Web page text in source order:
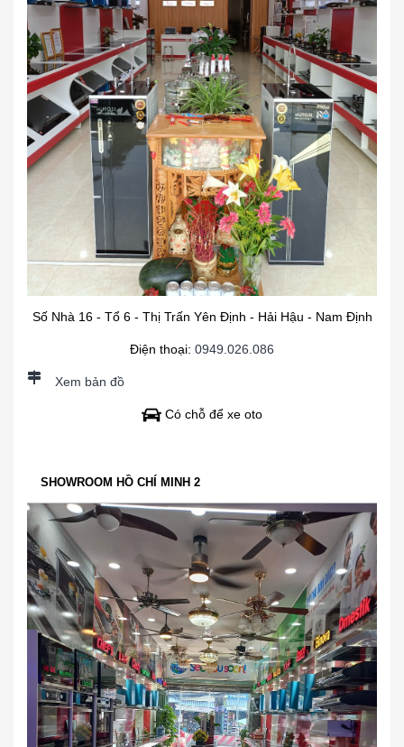
Số Nhà 16 - Tổ 6 - Thị Trấn Yên Định - Hải Hậu - Nam Định
Điện thoại: 0949.026.086
Xem bản đồ
Có chỗ để xe oto
SHOWROOM HỒ CHÍ MINH 2